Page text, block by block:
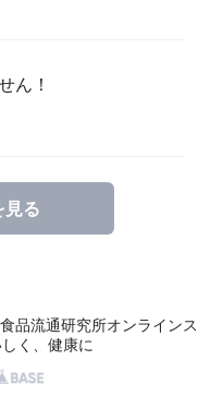
ん！
見る
品流通研究所オンラインス
く、健康に